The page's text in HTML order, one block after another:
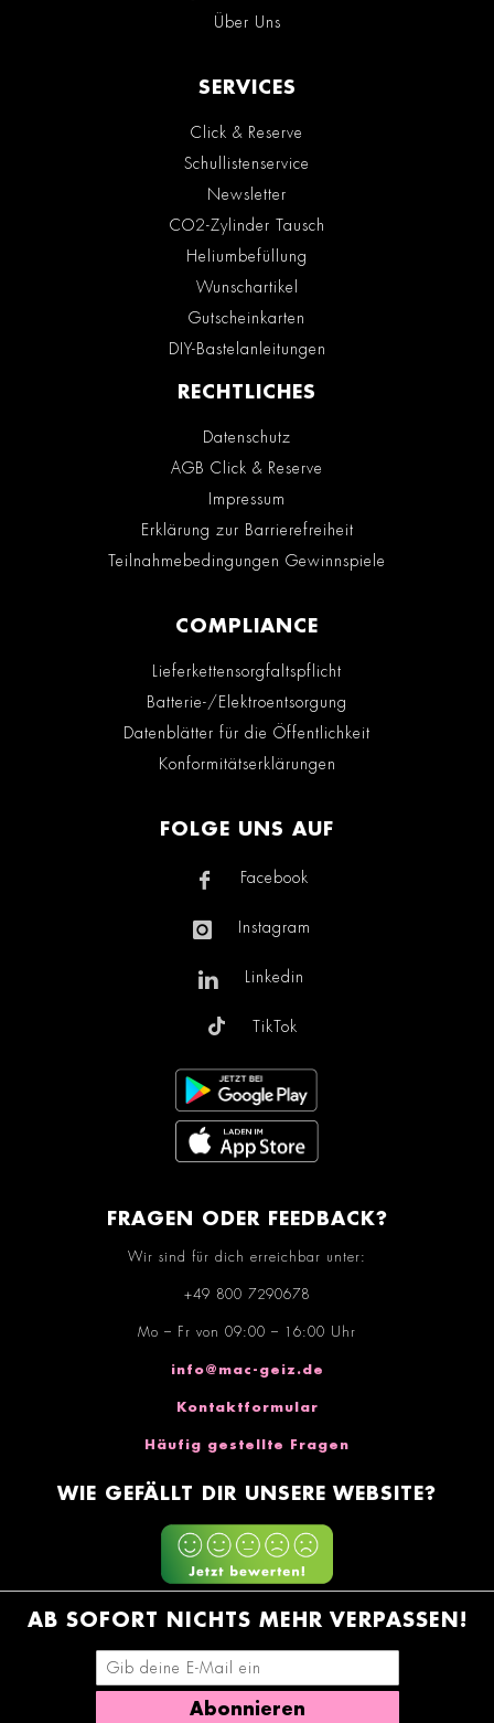
Über Uns
SERVICES
Click & Reserve
Schullistenservice
Newsletter
CO2-Zylinder Tausch
Heliumbefüllung
Wunschartikel
Gutscheinkarten
DIY-Bastelanleitungen
RECHTLICHES
Datenschutz
AGB Click & Reserve
Impressum
Erklärung zur Barrierefreiheit
Teilnahmebedingungen Gewinnspiele
COMPLIANCE
Lieferkettensorgfaltspflicht
Batterie-/Elektroentsorgung
Datenblätter für die Öffentlichkeit
Konformitätserklärungen
FOLGE UNS AUF
Facebook
Instagram
Linkedin
TikTok
FRAGEN ODER FEEDBACK?
Wir sind für dich erreichbar unter:
+49 800 7290678
Mo – Fr von 09:00 – 16:00 Uhr
info@mac-geiz.de
Kontaktformular
Häufig gestellte Fragen
WIE GEFÄLLT DIR UNSERE WEBSITE?
AB SOFORT NICHTS MEHR VERPASSEN!
E-Mail-Adresse eingeben
Abonnieren